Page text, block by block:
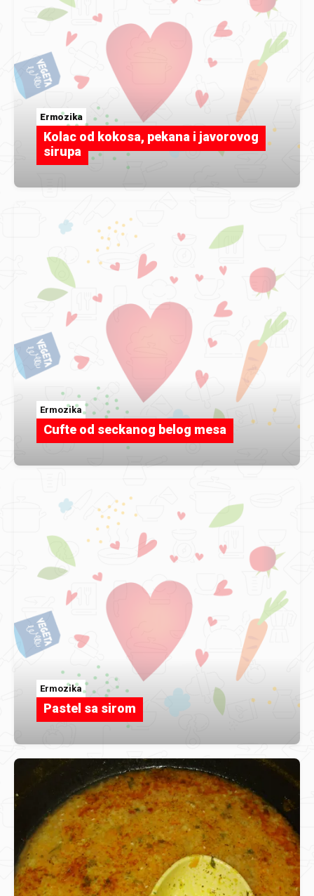
Ermozika
Kolac od kokosa, pekana i javorovog
sirupa
Ermozika
Cufte od seckanog belog mesa
Ermozika
Pastel sa sirom